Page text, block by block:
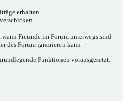
erhalten
Freunde im Forum unterwegs sind
des Forum ignorieren kann
Funktionen vorausgesetzt: